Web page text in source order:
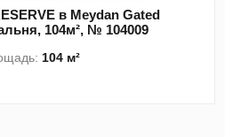
в Meydan Gated
104м², № 104009
104 м²